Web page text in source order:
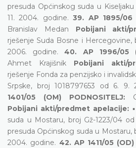
presuda Općinskog suda u
11. 2004. godine.39. AP 1895/06
Branislav Medan Pobijani akti/
rješenje Suda Bosne i Hercegovine,
2006. godine.40. AP 1996/05
Ahmet Krajišnik Pobijani akti/
rješenje Fonda za penzijsko i
Srpske, broj 1018797653 od 6.
1401/05 (OM) PODNOSITELJ:
Pobijani akti/predmet apelacije:
suda u Mostaru, broj Gž-1223/04
presuda Općinskog suda u Mostaru,
2004. godine. 42. AP 1411/05